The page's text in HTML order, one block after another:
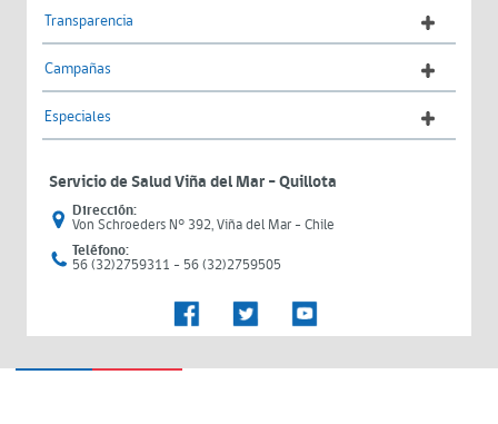
Transparencia
Campañas
Especiales
Servicio de Salud Viña del Mar – Quillota
Dirección:
Von Schroeders N° 392, Viña del Mar - Chile
Teléfono:
56 (32)2759311 - 56 (32)2759505